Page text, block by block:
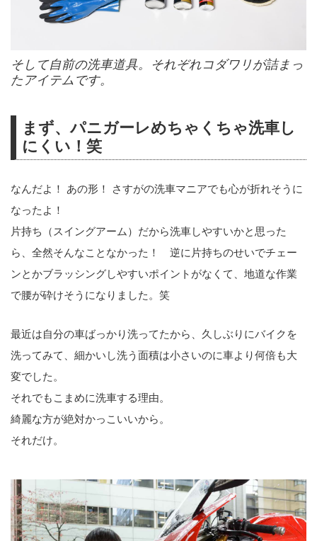
そして自前の洗車道具。それぞれコダワリが詰まっ
たアイテムです。
まず、パニガーレめちゃくちゃ洗車し
にくい！笑
なんだよ！ あの形！ さすがの洗車マニアでも心が折れそうに
なったよ！
片持ち（スイングアーム）だから洗車しやすいかと思った
ら、全然そんなことなかった！ 逆に片持ちのせいでチェー
ンとかブラッシングしやすいポイントがなくて、地道な作業
で腰が砕けそうになりました。笑
最近は自分の車ばっかり洗ってたから、久しぶりにバイクを
洗ってみて、細かいし洗う面積は小さいのに車より何倍も大
変でした。
それでもこまめに洗車する理由。
綺麗な方が絶対かっこいいから。
それだけ。